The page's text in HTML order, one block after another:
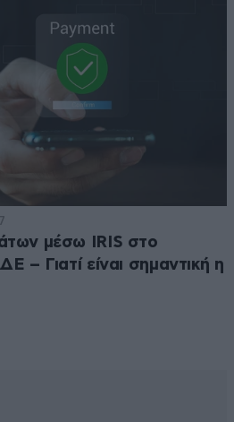
μέσω IRIS στο
– Γιατί είναι σημαντική η